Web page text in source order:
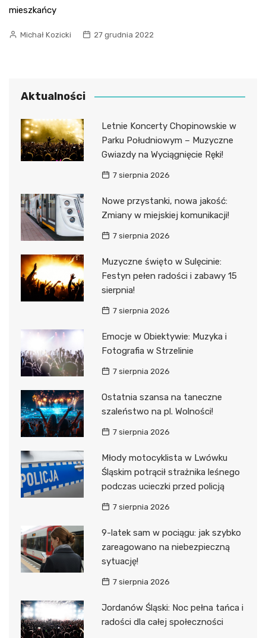
mieszkańcy
Michał Kozicki 27 grudnia 2022
Aktualności
Letnie Koncerty Chopinowskie w
Parku Południowym – Muzyczne
Gwiazdy na Wyciągnięcie Ręki!
7 sierpnia 2026
Nowe przystanki, nowa jakość:
Zmiany w miejskiej komunikacji!
7 sierpnia 2026
Muzyczne święto w Sulęcinie:
Festyn pełen radości i zabawy 15
sierpnia!
7 sierpnia 2026
Emocje w Obiektywie: Muzyka i
Fotografia w Strzelinie
7 sierpnia 2026
Ostatnia szansa na taneczne
szaleństwo na pl. Wolności!
7 sierpnia 2026
Młody motocyklista w Lwówku
Śląskim potrącił strażnika leśnego
podczas ucieczki przed policją
7 sierpnia 2026
9-latek sam w pociągu: jak szybko
zareagowano na niebezpieczną
sytuację!
7 sierpnia 2026
Jordanów Śląski: Noc pełna tańca i
radości dla całej społeczności